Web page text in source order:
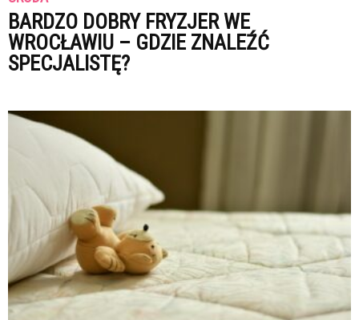
BARDZO DOBRY FRYZJER WE
WROCŁAWIU – GDZIE ZNALEŹĆ
SPECJALISTĘ?